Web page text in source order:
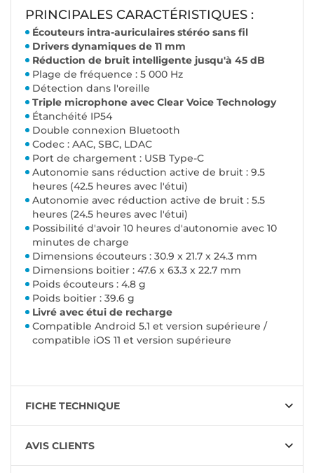
PRINCIPALES CARACTÉRISTIQUES :
Écouteurs intra-auriculaires stéréo sans fil
Drivers dynamiques de 11 mm
Réduction de bruit intelligente jusqu'à 45 dB
Plage de fréquence : 5 000 Hz
Détection dans l'oreille
Triple microphone avec Clear Voice Technology
Étanchéité IP54
Double connexion Bluetooth
Codec : AAC, SBC, LDAC
Port de chargement : USB Type-C
Autonomie sans réduction active de bruit : 9.5
heures (42.5 heures avec l'étui)
Autonomie avec réduction active de bruit : 5.5
heures (24.5 heures avec l'étui)
Possibilité d'avoir 10 heures d'autonomie avec 10
minutes de charge
Dimensions écouteurs : 30.9 x 21.7 x 24.3 mm
Dimensions boitier : 47.6 x 63.3 x 22.7 mm
Poids écouteurs : 4.8 g
Poids boitier : 39.6 g
Livré avec étui de recharge
Compatible Android 5.1 et version supérieure /
compatible iOS 11 et version supérieure
FICHE TECHNIQUE
AVIS CLIENTS